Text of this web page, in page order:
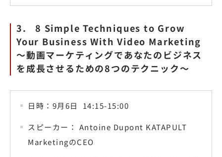
3. 8 Simple Techniques to Grow
Your Business With Video Marketing
〜動画マーケティングであなたのビジネス
を成長させるための8つのテクニック〜
日時：9月6日 14:15-15:00
スピーカー： Antoine Dupont KATAPULT
MarketingのCEO